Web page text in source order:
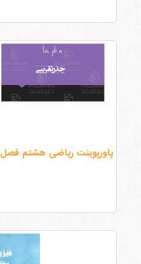
پاورپوینت ریاضی هشتم فصل 7